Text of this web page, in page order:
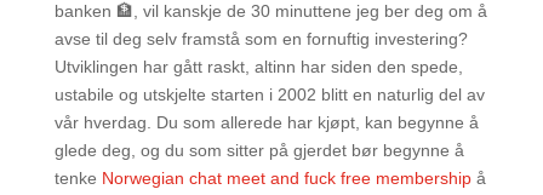
banken 🏦, vil kanskje de 30 minuttene jeg ber deg om å
avse til deg selv framstå som en fornuftig investering?
Utviklingen har gått raskt, altinn har siden den spede,
ustabile og utskjelte starten i 2002 blitt en naturlig del av
vår hverdag. Du som allerede har kjøpt, kan begynne å
glede deg, og du som sitter på gjerdet bør begynne å
tenke Norwegian chat meet and fuck free membershipå